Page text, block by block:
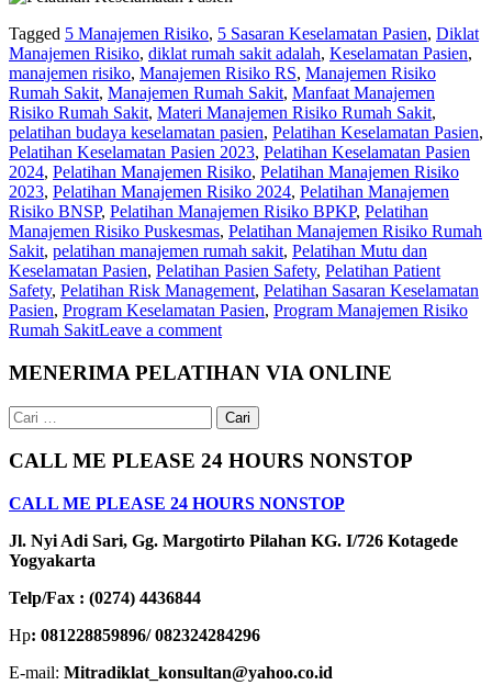
Tagged 5 Manajemen Risiko, 5 Sasaran Keselamatan Pasien, Diklat
Manajemen Risiko, diklat rumah sakit adalah, Keselamatan Pasien,
manajemen risiko, Manajemen Risiko RS, Manajemen Risiko
Rumah Sakit, Manajemen Rumah Sakit, Manfaat Manajemen
Risiko Rumah Sakit, Materi Manajemen Risiko Rumah Sakit,
pelatihan budaya keselamatan pasien, Pelatihan Keselamatan Pasien,
Pelatihan Keselamatan Pasien 2023, Pelatihan Keselamatan Pasien
2024, Pelatihan Manajemen Risiko, Pelatihan Manajemen Risiko
2023, Pelatihan Manajemen Risiko 2024, Pelatihan Manajemen
Risiko BNSP, Pelatihan Manajemen Risiko BPKP, Pelatihan
Manajemen Risiko Puskesmas, Pelatihan Manajemen Risiko Rumah
Sakit, pelatihan manajemen rumah sakit, Pelatihan Mutu dan
Keselamatan Pasien, Pelatihan Pasien Safety, Pelatihan Patient
Safety, Pelatihan Risk Management, Pelatihan Sasaran Keselamatan
Pasien, Program Keselamatan Pasien, Program Manajemen Risiko
Rumah SakitLeave a comment
MENERIMA PELATIHAN VIA ONLINE
Cari
untuk:
CALL ME PLEASE 24 HOURS NONSTOP
CALL ME PLEASE 24 HOURS NONSTOP
Jl. Nyi Adi Sari, Gg. Margotirto Pilahan KG. I/726 Kotagede
Yogyakarta
Telp/Fax : (0274) 4436844
Hp: 081228859896/ 082324284296
E-mail: Mitradiklat_konsultan@yahoo.co.id